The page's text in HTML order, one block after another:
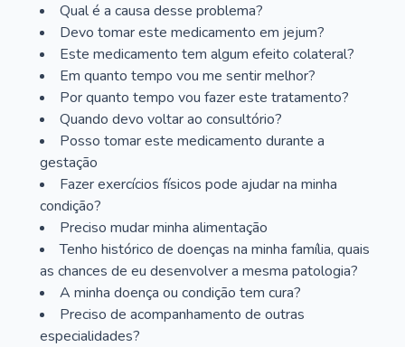
Qual é a causa desse problema?
Devo tomar este medicamento em jejum?
Este medicamento tem algum efeito colateral?
Em quanto tempo vou me sentir melhor?
Por quanto tempo vou fazer este tratamento?
Quando devo voltar ao consultório?
Posso tomar este medicamento durante a
gestação
Fazer exercícios físicos pode ajudar na minha
condição?
Preciso mudar minha alimentação
Tenho histórico de doenças na minha família, quais
as chances de eu desenvolver a mesma patologia?
A minha doença ou condição tem cura?
Preciso de acompanhamento de outras
especialidades?